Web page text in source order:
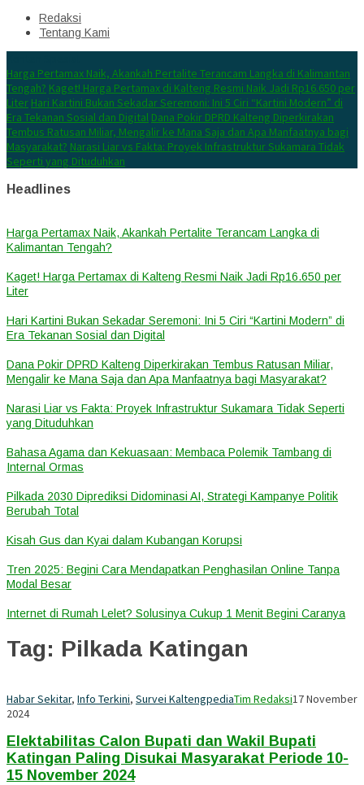
Redaksi
Tentang Kami
Harga Pertamax Naik, Akankah Pertalite Terancam Langka di Kalimantan
Tengah? Kaget! Harga Pertamax di Kalteng Resmi Naik Jadi Rp16.650 per
Liter Hari Kartini Bukan Sekadar Seremoni: Ini 5 Ciri “Kartini Modern” di
Era Tekanan Sosial dan Digital Dana Pokir DPRD Kalteng Diperkirakan
Tembus Ratusan Miliar, Mengalir ke Mana Saja dan Apa Manfaatnya bagi
Masyarakat? Narasi Liar vs Fakta: Proyek Infrastruktur Sukamara Tidak
Seperti yang Dituduhkan
Headlines
Harga Pertamax Naik, Akankah Pertalite Terancam Langka di
Kalimantan Tengah?
Kaget! Harga Pertamax di Kalteng Resmi Naik Jadi Rp16.650 per
Liter
Hari Kartini Bukan Sekadar Seremoni: Ini 5 Ciri “Kartini Modern” di
Era Tekanan Sosial dan Digital
Dana Pokir DPRD Kalteng Diperkirakan Tembus Ratusan Miliar,
Mengalir ke Mana Saja dan Apa Manfaatnya bagi Masyarakat?
Narasi Liar vs Fakta: Proyek Infrastruktur Sukamara Tidak Seperti
yang Dituduhkan
Bahasa Agama dan Kekuasaan: Membaca Polemik Tambang di
Internal Ormas
Pilkada 2030 Diprediksi Didominasi AI, Strategi Kampanye Politik
Berubah Total
Kisah Gus dan Kyai dalam Kubangan Korupsi
Tren 2025: Begini Cara Mendapatkan Penghasilan Online Tanpa
Modal Besar
Internet di Rumah Lelet? Solusinya Cukup 1 Menit Begini Caranya
Tag: Pilkada Katingan
Habar Sekitar, Info Terkini, Survei KaltengpediaTim Redaksi17 November
2024
Elektabilitas Calon Bupati dan Wakil Bupati
Katingan Paling Disukai Masyarakat Periode 10-
15 November 2024